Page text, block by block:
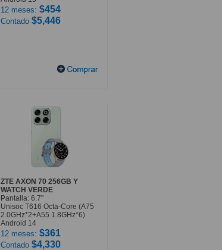
12 meses: $454
Contado $5,446
ZTE AXON 70 256GB Y
WATCH VERDE
Pantalla: 6.7"
Unisoc T616 Octa-Core (A75
2.0GHz*2+A55 1.8GHz*6)
Android 14
12 meses: $361
Contado $4,330